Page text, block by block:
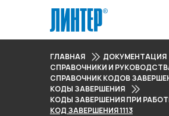
ГЛАВНАЯ
ДОКУМЕНТАЦИЯ
СПРАВОЧНИКИ И
СПРАВОЧНИК КОДОВ
КОДЫ ЗАВЕРШЕНИЯ
КОДЫ ЗАВЕРШЕНИЯ ПРИ
КОД ЗАВЕРШЕНИЯ 1113